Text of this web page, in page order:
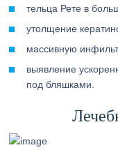
тельца Рете в
утолщение
массивную
выявление
под бляшками.